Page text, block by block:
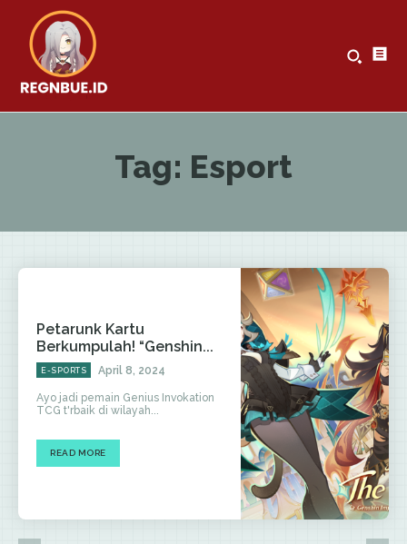
Tag: Esport
Petarunk Kartu
Berkumpulah! “Genshin...
E-SPORTS April 8, 2024
Ayo jadi pemain Genius Invokation
TCG t'rbaik di wilayah...
READ MORE